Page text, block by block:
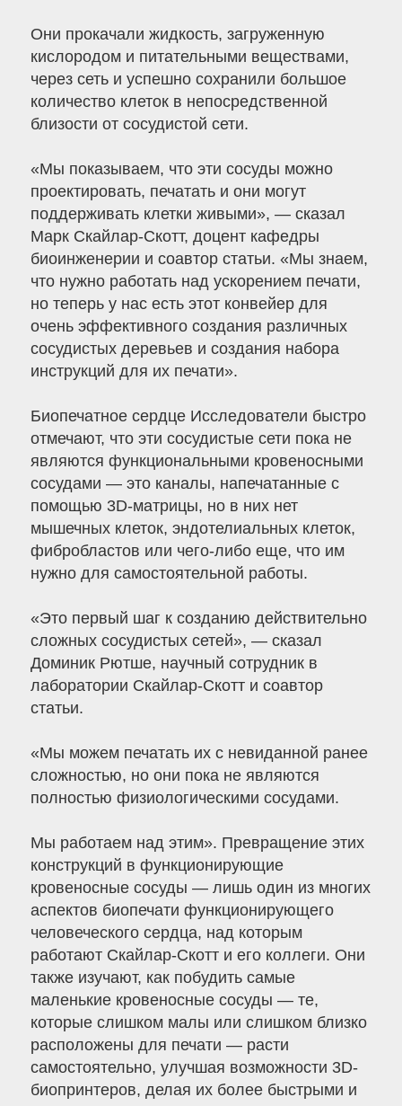
Они прокачали жидкость, загруженную
кислородом и питательными веществами,
через сеть и успешно сохранили большое
количество клеток в непосредственной
близости от сосудистой сети.
«Мы показываем, что эти сосуды можно
проектировать, печатать и они могут
поддерживать клетки живыми», — сказал
Марк Скайлар-Скотт, доцент кафедры
биоинженерии и соавтор статьи. «Мы знаем,
что нужно работать над ускорением печати,
но теперь у нас есть этот конвейер для
очень эффективного создания различных
сосудистых деревьев и создания набора
инструкций для их печати».
Биопечатное сердце Исследователи быстро
отмечают, что эти сосудистые сети пока не
являются функциональными кровеносными
сосудами — это каналы, напечатанные с
помощью 3D-матрицы, но в них нет
мышечных клеток, эндотелиальных клеток,
фибробластов или чего-либо еще, что им
нужно для самостоятельной работы.
«Это первый шаг к созданию действительно
сложных сосудистых сетей», — сказал
Доминик Рютше, научный сотрудник в
лаборатории Скайлар-Скотт и соавтор
статьи.
«Мы можем печатать их с невиданной ранее
сложностью, но они пока не являются
полностью физиологическими сосудами.
Мы работаем над этим». Превращение этих
конструкций в функционирующие
кровеносные сосуды — лишь один из многих
аспектов биопечати функционирующего
человеческого сердца, над которым
работают Скайлар-Скотт и его коллеги. Они
также изучают, как побудить самые
маленькие кровеносные сосуды — те,
которые слишком малы или слишком близко
расположены для печати — расти
самостоятельно, улучшая возможности 3D-
биопринтеров, делая их более быстрыми и